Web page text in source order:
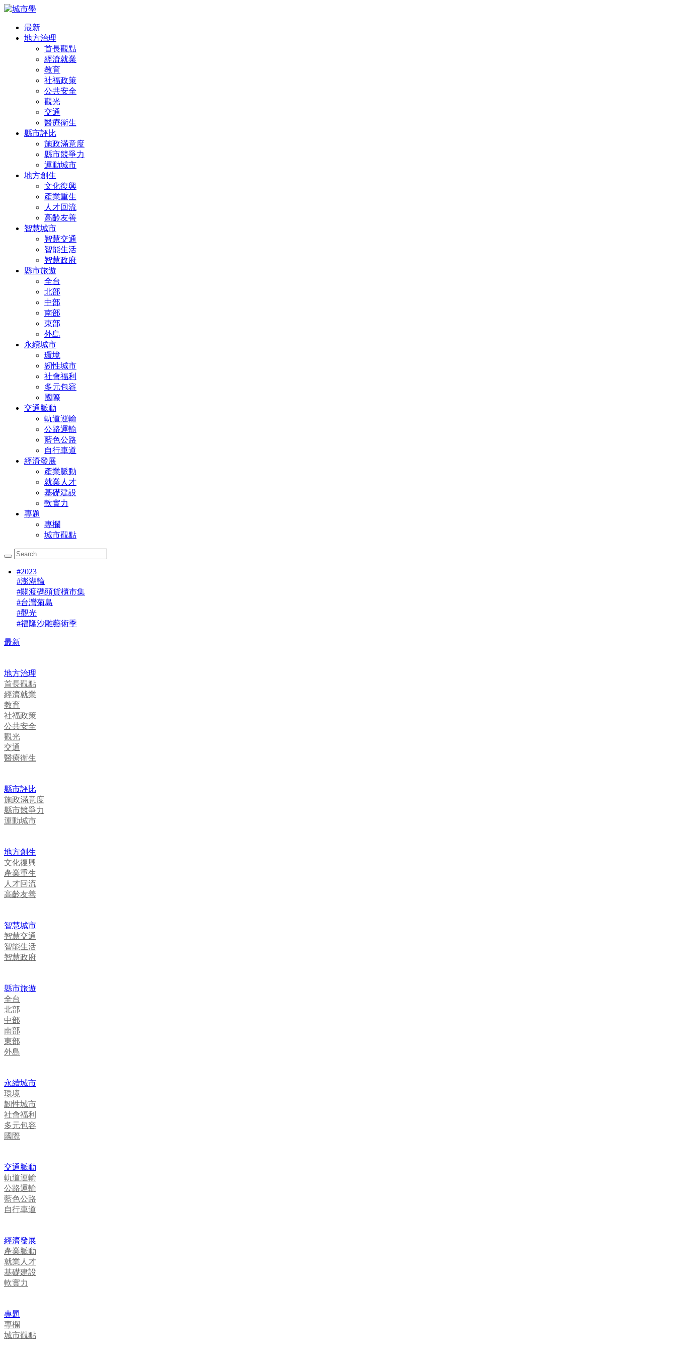
最新
地方治理
首長觀點
經濟就業
教育
社福政策
公共安全
觀光
交通
醫療衛生
縣市評比
施政滿意度
縣市競爭力
運動城市
地方創生
文化復興
產業重生
人才回流
高齡友善
智慧城市
智慧交通
智能生活
智慧政府
縣市旅遊
全台
北部
中部
南部
東部
外島
永續城市
環境
韌性城市
社會福利
多元包容
國際
交通脈動
軌道運輸
公路運輸
藍色公路
自行車道
經濟發展
產業脈動
就業人才
基礎建設
軟實力
專題
專欄
城市觀點
#2023
#澎湖輪
#關渡碼頭貨櫃市集
#台灣菊島
#觀光
#福隆沙雕藝術季
最新
地方治理
首長觀點
經濟就業
教育
社福政策
公共安全
觀光
交通
醫療衛生
縣市評比
施政滿意度
縣市競爭力
運動城市
地方創生
文化復興
產業重生
人才回流
高齡友善
智慧城市
智慧交通
智能生活
智慧政府
縣市旅遊
全台
北部
中部
南部
東部
外島
永續城市
環境
韌性城市
社會福利
多元包容
國際
交通脈動
軌道運輸
公路運輸
藍色公路
自行車道
經濟發展
產業脈動
就業人才
基礎建設
軟實力
專題
專欄
城市觀點